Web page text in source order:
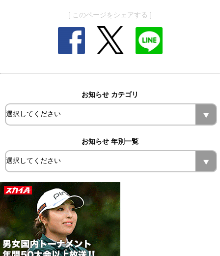
[ このページをシェアする ]
お知らせ カテゴリ
お知らせ 年別一覧